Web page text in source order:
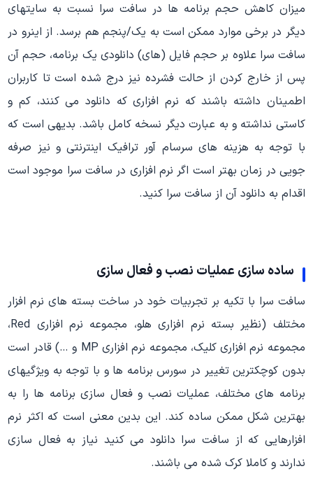
میزان کاهش حجم برنامه ها در سافت سرا نسبت به سایتهای
دیگر در برخی موارد ممکن است به یک/پنجم هم برسد. از اینرو در
سافت سرا علاوه بر حجم فایل (های) دانلودی یک برنامه، حجم آن
پس از خارج کردن از حالت فشرده نیز درج شده است تا کاربران
اطمینان داشته باشند که نرم افزاری که دانلود می کنند، کم و
کاستی نداشته و به عبارت دیگر نسخه کامل باشد. بدیهی است که
با توجه به هزینه های سرسام آور ترافیک اینترنتی و نیز صرفه
جویی در زمان بهتر است اگر نرم افزاری در سافت سرا موجود است
اقدام به دانلود آن از سافت سرا کنید.
ساده سازی عملیات نصب و فعال سازی
سافت سرا با تکیه بر تجربیات خود در ساخت بسته های نرم افزار
مختلف (نظیر بسته نرم افزاری هلو، مجموعه نرم افزاری Red،
مجموعه نرم افزاری کلیک، مجموعه نرم افزاری MP و …) قادر است
بدون کوچکترین تغییر در سورس برنامه ها و با توجه به ویژگیهای
برنامه های مختلف، عملیات نصب و فعال سازی برنامه ها را به
بهترین شکل ممکن ساده کند. این بدین معنی است که اکثر نرم
افزارهایی که از سافت سرا دانلود می کنید نیاز به فعال سازی
ندارند و کاملا کرک شده می باشند.